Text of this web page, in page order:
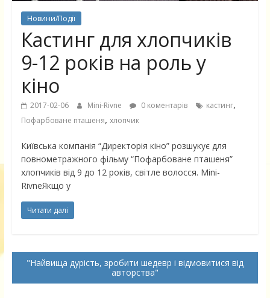
Новини/Події
Кастинг для хлопчиків
9-12 років на роль у
кіно
2017-02-06 Mini-Rivne 0 коментарів кастинг,
Пофарбоване пташеня, хлопчик
Київська компанія “Директорія кіно” розшукує для
повнометражного фільму “Пофарбоване пташеня”
хлопчиків від 9 до 12 років, світле волосся. Mini-
RivneЯкщо у
Читати далі
Найвища дурість, зробити шедевр і відмовитися від
авторства